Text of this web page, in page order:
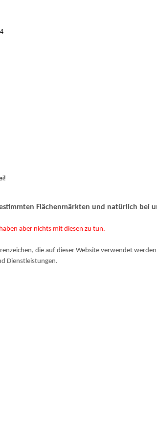
Flächenmärkten und natürlich bei
aber nichts mit diesen zu tun.
die auf dieser Website verwendet
Dienstleistungen.